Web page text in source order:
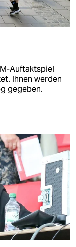
Auftaktspiel
Ihnen werden
gegeben.